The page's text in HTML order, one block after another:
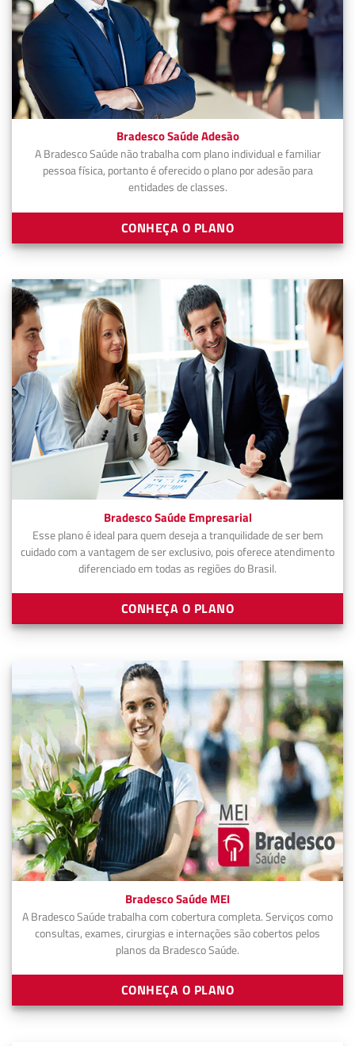
Bradesco Saúde Adesão
A Bradesco Saúde não trabalha com plano individual e familiar
pessoa física, portanto é oferecido o plano por adesão para
entidades de classes.
CONHEÇA O PLANO
Bradesco Saúde Empresarial
Esse plano é ideal para quem deseja a tranquilidade de ser bem
cuidado com a vantagem de ser exclusivo, pois oferece atendimento
diferenciado em todas as regiões do Brasil.
CONHEÇA O PLANO
Bradesco Saúde MEI
A Bradesco Saúde trabalha com cobertura completa. Serviços como
consultas, exames, cirurgias e internações são cobertos pelos
planos da Bradesco Saúde.
CONHEÇA O PLANO